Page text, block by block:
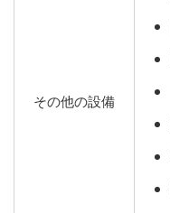
その他の設備